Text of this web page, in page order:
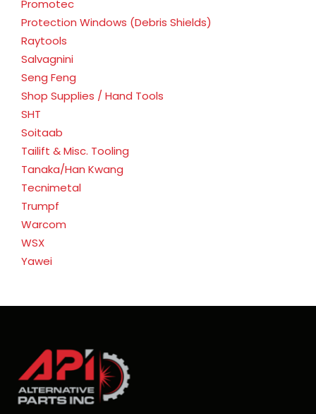
Promotec
Protection Windows (Debris Shields)
Raytools
Salvagnini
Seng Feng
Shop Supplies / Hand Tools
SHT
Soitaab
Tailift & Misc. Tooling
Tanaka/Han Kwang
Tecnimetal
Trumpf
Warcom
WSX
Yawei